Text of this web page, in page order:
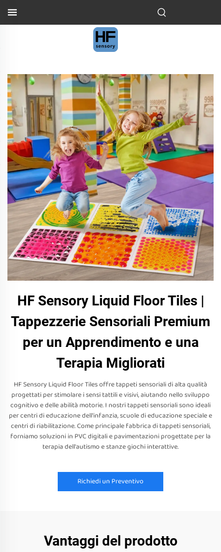
HF Sensory Liquid Floor Tiles |
Tappezzerie Sensoriali Premium
per un Apprendimento e una
Terapia Migliorati
HF Sensory Liquid Floor Tiles offre tappeti sensoriali di alta qualità
progettati per stimolare i sensi tattili e visivi, aiutando nello sviluppo
cognitivo e delle abilità motorie. I nostri tappeti sensoriali sono ideali
per centri di educazione dell'infanzia, scuole di educazione speciale e
centri di riabilitazione. Come principale fabbrica di tappeti sensoriali,
forniamo soluzioni in PVC digitali e pavimentazioni progettate per la
terapia dell'autismo e stanze giochi interattive.
Richiedi un Preventivo
Vantaggi del prodotto